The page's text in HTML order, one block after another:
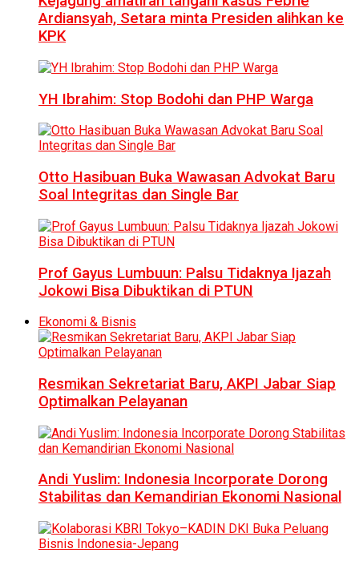
Ardiansyah, Setara minta Presiden alihkan ke
KPK
YH Ibrahim: Stop Bodohi dan PHP Warga
Otto Hasibuan Buka Wawasan Advokat Baru
Soal Integritas dan Single Bar
Prof Gayus Lumbuun: Palsu Tidaknya Ijazah
Jokowi Bisa Dibuktikan di PTUN
Ekonomi & Bisnis
Resmikan Sekretariat Baru, AKPI Jabar Siap
Optimalkan Pelayanan
Andi Yuslim: Indonesia Incorporate Dorong
Stabilitas dan Kemandirian Ekonomi Nasional